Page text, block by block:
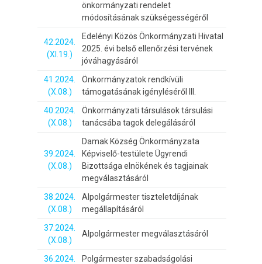
önkormányzati rendelet
módosításának szükségességéről
42.2024.
(XI.19.)
Edelényi Közös Önkormányzati Hivatal
2025. évi belső ellenőrzési tervének
jóváhagyásáról
41.2024.
(X.08.)
Önkormányzatok rendkívüli
támogatásának igényléséről III.
40.2024.
(X.08.)
Önkormányzati társulások társulási
tanácsába tagok delegálásáról
39.2024.
(X.08.)
Damak Község Önkormányzata
Képviselő-testülete Ügyrendi
Bizottsága elnökének és tagjainak
megválasztásáról
38.2024.
(X.08.)
Alpolgármester tiszteletdíjának
megállapításáról
37.2024.
(X.08.)
Alpolgármester megválasztásáról
36.2024.
Polgármester szabadságolási